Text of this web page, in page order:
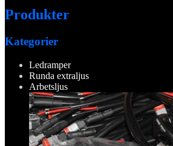
Produkter
Kategorier
Ledramper
Runda extraljus
Arbetsljus